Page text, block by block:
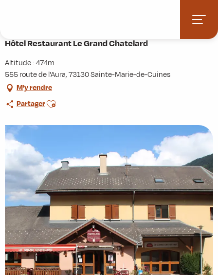
principal
Hôtel Restaurant Le Grand Chatelard
Altitude : 474m
555 route de l'Aura, 73130 Sainte-Marie-de-Cuines
M'y rendre
PartagerAjouter aux favoris